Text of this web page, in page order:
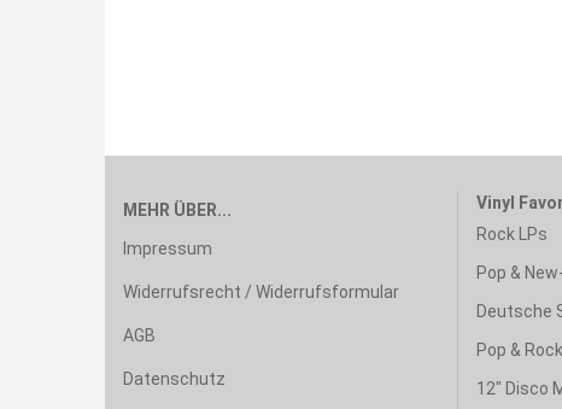
MEHR ÜBER...
Impressum
Widerrufsrecht / Widerrufsformular
AGB
Datenschutz
Vinyl
Rock LPs
Pop &
Deutsche
Pop &
12" Disco